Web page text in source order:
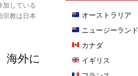
加している
宗教は日本
海外に
オーストラリア
ニュージーランド
カナダ
イギリス